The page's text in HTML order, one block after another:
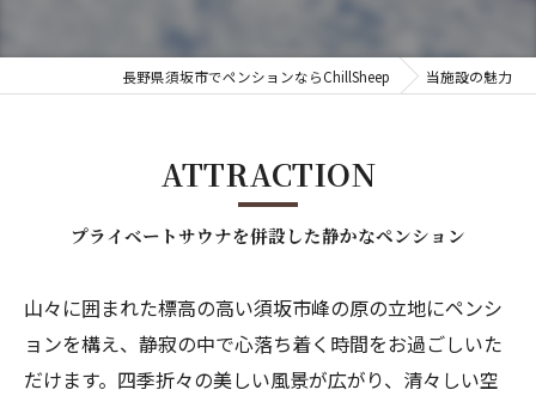
長野県須坂市でペンションならChillSheep 当施設の魅力
プライベートサウナを併設した静かなペンション
ATTRACTION
山々に囲まれた標高の高い須坂市峰の原の立地にペンシ
ョンを構え、静寂の中で心落ち着く時間をお過ごしいた
だけます。四季折々の美しい風景が広がり、清々しい空